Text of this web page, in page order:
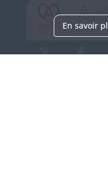
En savoir